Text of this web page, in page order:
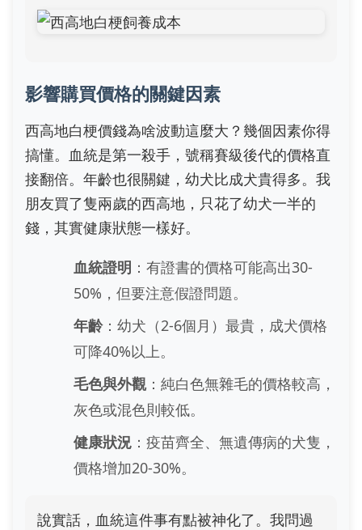
影響購買價格的關鍵因素
西高地白梗價錢為啥波動這麼大？幾個因素你得
搞懂。血統是第一殺手，號稱賽級後代的價格直
接翻倍。年齡也很關鍵，幼犬比成犬貴得多。我
朋友買了隻兩歲的西高地，只花了幼犬一半的
錢，其實健康狀態一樣好。
血統證明 ：有證書的價格可能高出30-
50%，但要注意假證問題。
年齡：幼犬（2-6個月）最貴，成犬價格
可降40%以上。
毛色與外觀：純白色無雜毛的價格較高，
灰色或混色則較低。
健康狀況 ：疫苗齊全、無遺傳病的犬隻，
價格增加20-30%。
說實話，血統這件事有點被神化了。我問過